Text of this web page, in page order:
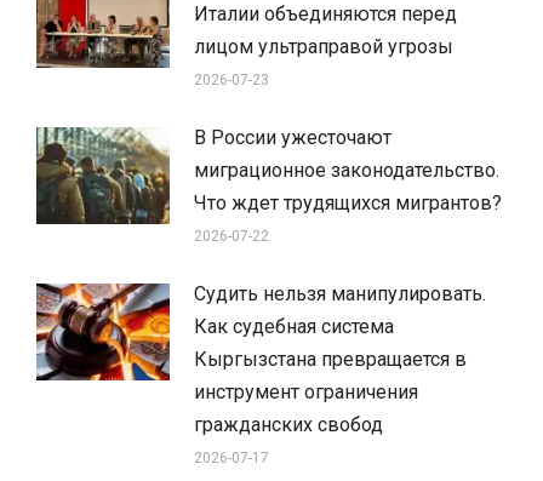
Италии объединяются перед
лицом ультраправой угрозы
2026-07-23
В России ужесточают
миграционное законодательство.
Что ждет трудящихся мигрантов?
2026-07-22
Судить нельзя манипулировать.
Как судебная система
Кыргызстана превращается в
инструмент ограничения
гражданских свобод
2026-07-17